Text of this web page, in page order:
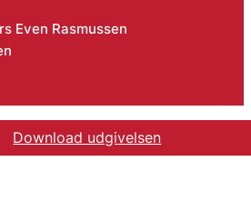
Even Rasmussen
Download udgivelsen